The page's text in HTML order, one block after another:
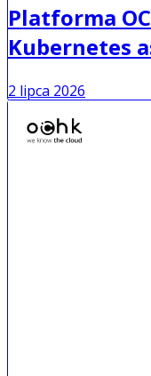
Platforma
Kubernetes
2 lipca 2026